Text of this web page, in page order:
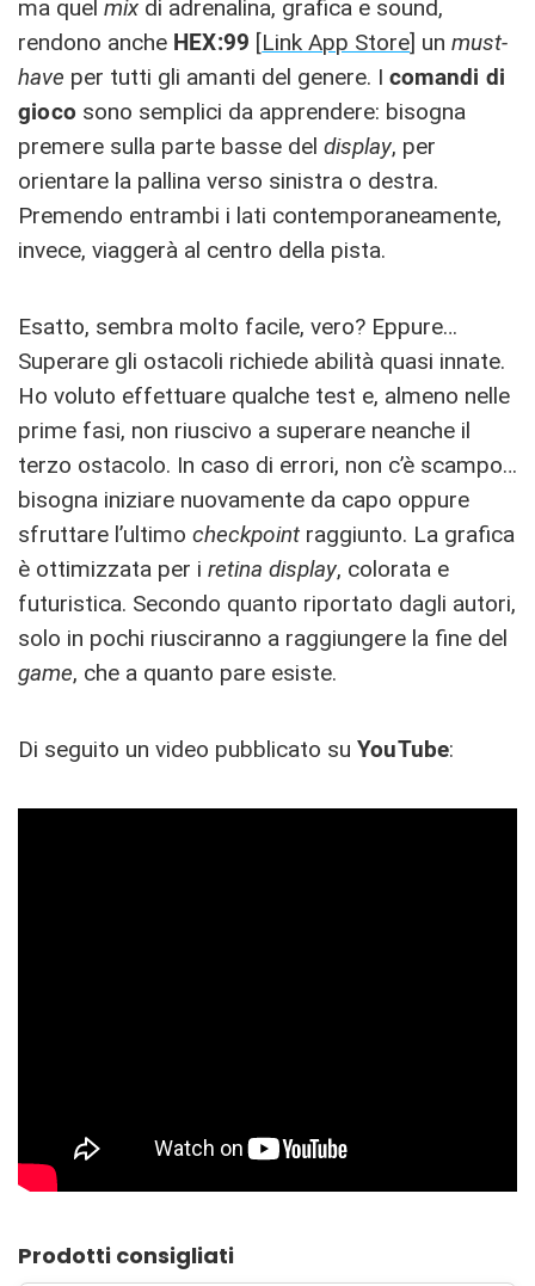
ma quel mix di adrenalina, grafica e sound,
rendono anche HEX:99 [Link App Store] unmust-
have per tutti gli amanti del genere. I comandi di
gioco sono semplici da apprendere: bisogna
premere sulla parte basse del display, per
orientare la pallina verso sinistra o destra.
Premendo entrambi i lati contemporaneamente,
invece, viaggerà al centro della pista.
Esatto, sembra molto facile, vero? Eppure…
Superare gli ostacoli richiede abilità quasi innate.
Ho voluto effettuare qualche test e, almeno nelle
prime fasi, non riuscivo a superare neanche il
terzo ostacolo. In caso di errori, non c’è scampo…
bisogna iniziare nuovamente da capo oppure
sfruttare l’ultimo checkpoint raggiunto. La grafica
è ottimizzata per i retina display, colorata e
futuristica. Secondo quanto riportato dagli autori,
solo in pochi riusciranno a raggiungere la fine del
game, che a quanto pare esiste.
Di seguito un video pubblicato su YouTube:
Prodotti consigliati